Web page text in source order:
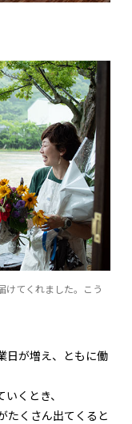
けてくれました。こう
日が増え、ともに働
くとき、
たくさん出てくると